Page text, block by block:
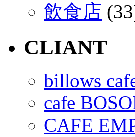
飲食店
CLIANT
billows
cafe
CAFE